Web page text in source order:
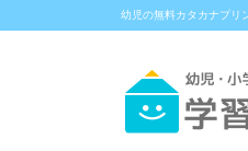
幼児の無料カタカナプリ